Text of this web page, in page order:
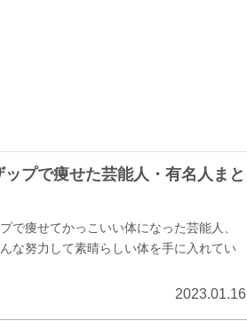
ップで痩せた芸能人・有名人まと
で痩せてかっこいい体になった芸能人、
な努力して素晴らしい体を手に入れてい
2023.01.16